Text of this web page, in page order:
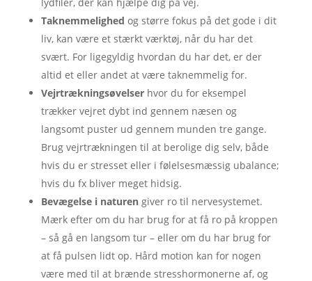
Taknemmelighed og større fokus på det gode i dit
liv, kan være et stærkt værktøj, når du har det
svært. For ligegyldig hvordan du har det, er der
altid et eller andet at være taknemmelig for.
Vejrtrækningsøvelser hvor du for eksempel
trækker vejret dybt ind gennem næsen og
langsomt puster ud gennem munden tre gange.
Brug vejrtrækningen til at berolige dig selv, både
hvis du er stresset eller i følelsesmæssig ubalance;
hvis du fx bliver meget hidsig.
Bevægelse i naturen giver ro til nervesystemet.
Mærk efter om du har brug for at få ro på kroppen
– så gå en langsom tur – eller om du har brug for
at få pulsen lidt op. Hård motion kan for nogen
være med til at brænde stresshormonerne af, og